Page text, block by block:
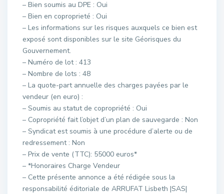
– Bien soumis au DPE : Oui
– Bien en coproprieté : Oui
– Les informations sur les risques auxquels ce bien est
exposé sont disponibles sur le site Géorisques du
Gouvernement.
– Numéro de lot : 413
– Nombre de lots : 48
– La quote-part annuelle des charges payées par le
vendeur (en euro) :
– Soumis au statut de copropriété : Oui
– Copropriété fait l’objet d’un plan de sauvegarde : Non
– Syndicat est soumis à une procédure d’alerte ou de
redressement : Non
– Prix de vente (TTC): 55000 euros*
– *Honoraires Charge Vendeur
– Cette présente annonce a été rédigée sous la
responsabilité éditoriale de ARRUFAT Lisbeth |SAS|